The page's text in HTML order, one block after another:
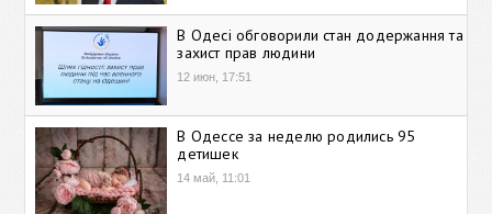
В Одесі обговорили стан додержання та
захист прав людини
12 июн, 17:51
В Одессе за неделю родились 95
детишек
14 май, 11:01